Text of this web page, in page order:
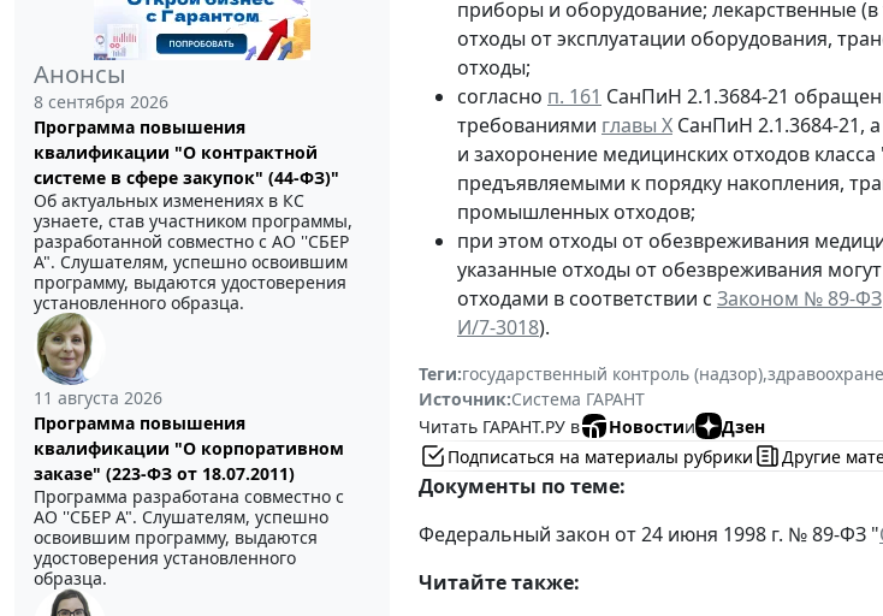
Анонсы
8 сентября 2026
Программа повышения
квалификации "О контрактной
системе в сфере закупок" (44-ФЗ)"
Об актуальных изменениях в КС
узнаете, став участником программы,
разработанной совместно с АО ''СБЕР
А". Слушателям, успешно освоившим
программу, выдаются удостоверения
установленного образца.
11 августа 2026
Программа повышения
квалификации "О корпоративном
заказе" (223-ФЗ от 18.07.2011)
Программа разработана совместно с
АО ''СБЕР А". Слушателям, успешно
освоившим программу, выдаются
удостоверения установленного
образца.
приборы и оборудование; лекарственные
отходы от эксплуатации оборудования,
отходы;
согласно п. 161 СанПиН 2.1.3684-21
требованиями главы X СанПиН 2.1.3684-21, а
и захоронение медицинских отходов
предъявляемыми к порядку накопления,
промышленных отходов;
при этом отходы от обезвреживания
указанные отходы от обезвреживания
отходами в соответствии с Законом № 89-ФЗ
И/7-3018).
Теги:государственный контроль (надзор),
Источник:Система ГАРАНТ
Читать ГАРАНТ.РУ в
Новостии
Дзен
Подписаться на материалы рубрики
Другие
Документы по теме:
Федеральный закон от 24 июня 1998 г. № 89-ФЗ "
Читайте также: